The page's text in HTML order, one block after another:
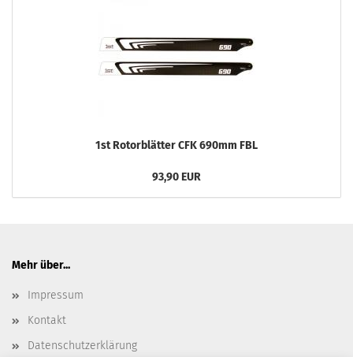
1st Rotorblätter CFK 690mm FBL
93,90 EUR
Mehr über...
Impressum
Kontakt
Datenschutzerklärung